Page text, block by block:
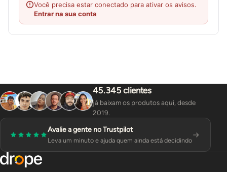
Você precisa estar conectado para ativar os avisos.
Entrar na sua conta
45.345 clientes
já baixam os produtos aqui, desde
2019.
Avalie a gente no Trustpilot
Leva um minuto e ajuda quem ainda está decidindo